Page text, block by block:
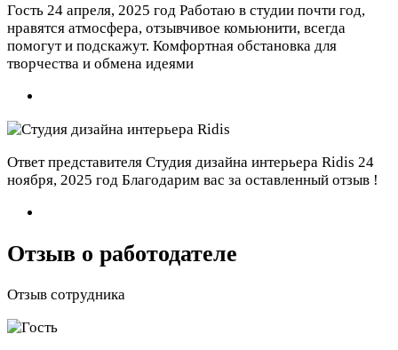
Гость 24 апреля, 2025 год Работаю в студии почти год,
нравятся атмосфера, отзывчивое комьюнити, всегда
помогут и подскажут. Комфортная обстановка для
творчества и обмена идеями
Ответ представителя Студия дизайна интерьера Ridis 24
ноября, 2025 год Благодарим вас за оставленный отзыв !
Отзыв о работодателе
Отзыв сотрудника